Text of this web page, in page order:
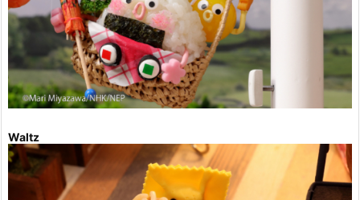
Waltz